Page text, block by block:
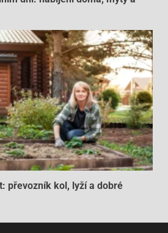
převozník kol, lyží a dobré